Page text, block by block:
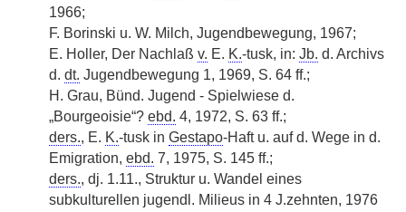
1966;
F. Borinski u. W. Milch, Jugendbewegung, 1967;
E. Holler, Der Nachlaß v. E. K.-tusk, in: Jb. d. Archivs
d. dt. Jugendbewegung 1, 1969, S. 64 ff.;
H. Grau, Bünd. Jugend - Spielwiese d.
„Bourgeoisie“? ebd. 4, 1972, S. 63 ff.;
ders., E. K.-tusk in Gestapo-Haft u. auf d. Wege in d.
Emigration, ebd. 7, 1975, S. 145 ff.;
ders., dj. 1.11., Struktur u. Wandel eines
subkulturellen jugendl. Milieus in 4 J.zehnten, 1976